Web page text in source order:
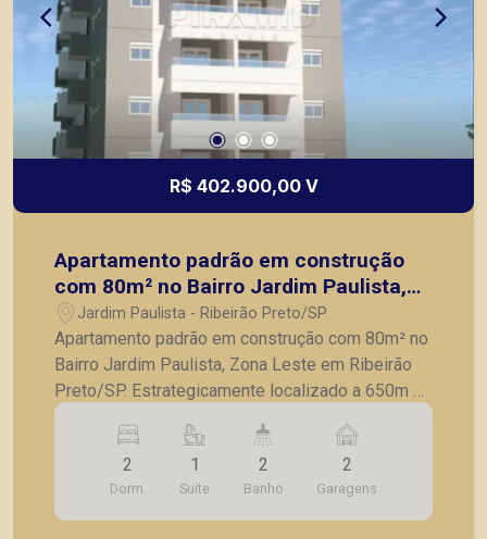
R$ 402.900,00 V
Apartamento padrão em construção
com 80m² no Bairro Jardim Paulista,
Zona Leste em Ribeirão Preto/SP.
Jardim Paulista - Ribeirão Preto/SP
Apartamento padrão em construção com 80m² no
Bairro Jardim Paulista, Zona Leste em Ribeirão
Preto/SP. Estrategicamente localizado a 650m da
Faculdade Barão de Mauá e cercado de inúmeros
restaurantes, bares, farmácias, escolas,
mercados, lojas, entre muitos outros serviços
que oferecem total comodidade e praticidade
aos moradores dessa região. - 2 quartos, sendo
2
Dorm.
1
Suite
2
Banho
2
Garagens